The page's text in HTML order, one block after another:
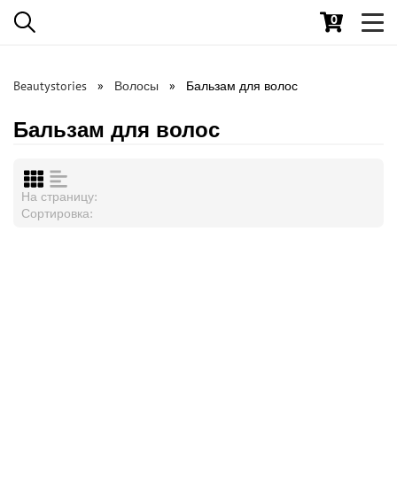
0
Beautystories Волосы Бальзам для волос
Бальзам для волос
На страницу:
Сортировка: